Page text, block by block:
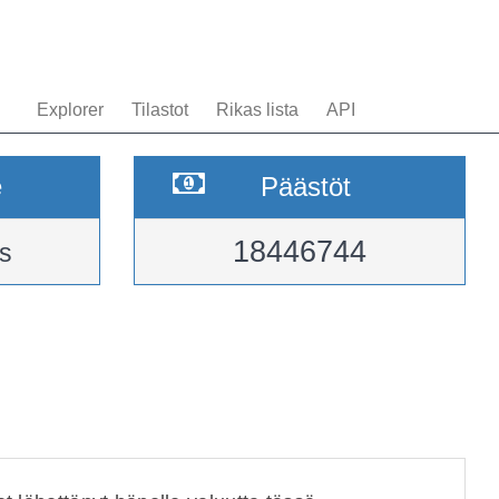
Explorer Tilastot Rikas lista API
Päästöt
18446744